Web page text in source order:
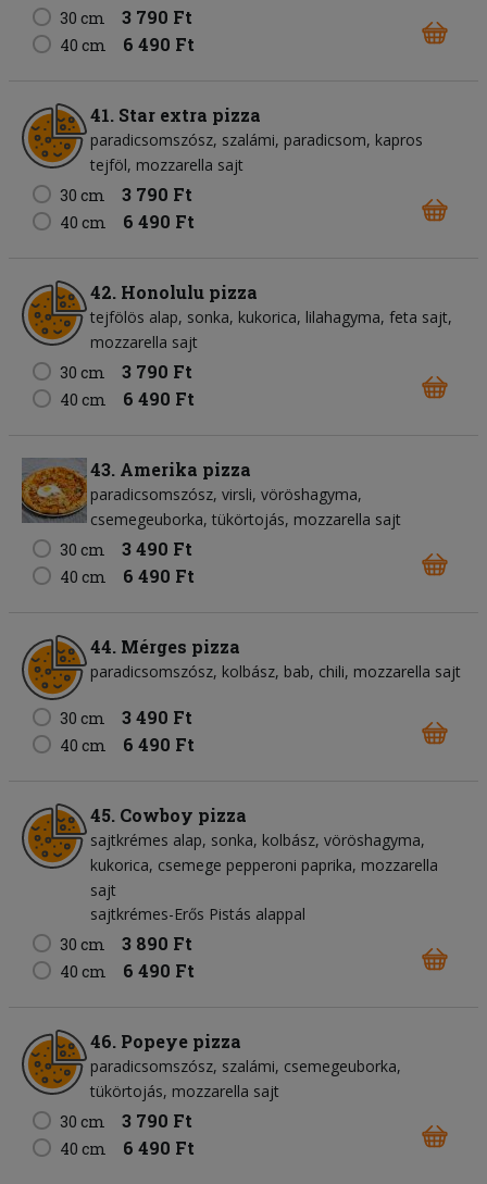
30 cm
3 790 Ft
40 cm 6 490 Ft
41. Star extra pizza
paradicsomszósz szalámi paradicsom kapros
tejföl mozzarella sajt
30 cm
3 790 Ft
40 cm 6 490 Ft
42. Honolulu pizza
tejfölös alap sonka kukorica lilahagyma feta sajt
mozzarella sajt
30 cm
3 790 Ft
40 cm 6 490 Ft
43. Amerika pizza
paradicsomszósz virsli vöröshagyma
csemegeuborka tükörtojás mozzarella sajt
30 cm
3 490 Ft
40 cm 6 490 Ft
44. Mérges pizza
paradicsomszósz kolbász bab chili mozzarella sajt
30 cm 3 490 Ft
40 cm 6 490 Ft
45. Cowboy pizza
sajtkrémes alap sonka kolbász vöröshagyma
kukorica csemege pepperoni paprika mozzarella
sajt
sajtkrémes-Erős Pistás alappal
30 cm
3 890 Ft
40 cm 6 490 Ft
46. Popeye pizza
paradicsomszósz szalámi csemegeuborka
tükörtojás mozzarella sajt
30 cm
3 790 Ft
40 cm 6 490 Ft